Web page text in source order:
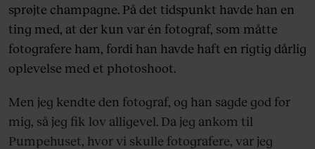
sprøjte champagne. På det tidspunkt havde han en
ting med, at der kun var én fotograf, som måtte
fotografere ham, fordi han havde haft en rigtig dårlig
oplevelse med et photoshoot.
Men jeg kendte den fotograf, og han sagde god for
mig, så jeg fik lov alligevel. Da jeg ankom til
Pumpehuset, hvor vi skulle fotografere, var jeg